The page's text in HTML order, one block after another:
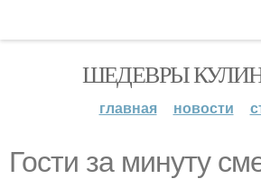
ШЕДЕВРЫ
главная новости
Гости за минуту